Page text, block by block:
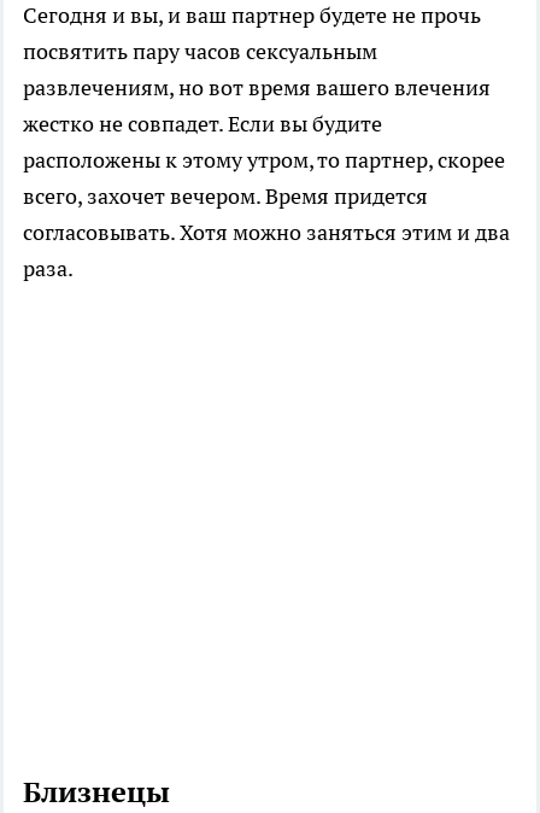
Сегодня и вы, и ваш партнер будете не прочь
посвятить пару часов сексуальным
развлечениям, но вот время вашего влечения
жестко не совпадет. Если вы будите
расположены к этому утром, то партнер, скорее
всего, захочет вечером. Время придется
согласовывать. Хотя можно заняться этим и два
раза.
Близнецы